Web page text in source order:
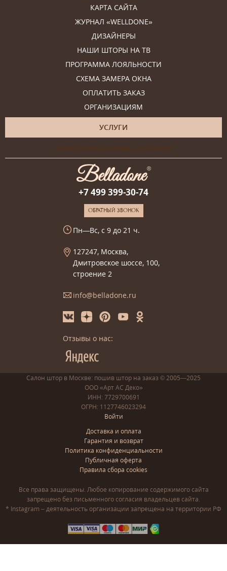
КАРТА САЙТА
ЖУРНАЛ «WELLDONE»
ДИЗАЙНЕРЫ
НАШИ ШТОРЫ НА ТВ
ПРОГРАММА ЛОЯЛЬНОСТИ
СХЕМА ЗАМЕРА ОКНА
ОПЛАТИТЬ ЗАКАЗ
ОРГАНИЗАЦИЯМ
УСЛУГИ
Онлайн-консультация дизайнера
+7 499 399-30-74
ОБРАТНЫЙ ЗВОНОК
Пн—Вс, с 9 до 21 ч.
127247, Москва,
Дмитровское шоссе, 100,
строение 2
info@belladone.ru
Отзывы о нас:
Салон штор в Москве: пошив штор на заказ © 2005—2025
ООО «Арт АС Деко»
ИНН: 7729700691
ОГРН: 1127746023294
Войти
Доставка и оплата
Гарантия и возврат
Политика конфиденциальности
Публичная оферта
Правила сбора cookies
Все права защищены. Любое копирование содержимого сайта
запрещено без письменного согласия владельцев сайта.
* Instagram – деятельность организации запрещена на территории РФ